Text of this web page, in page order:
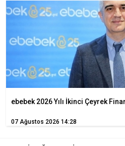
ebebek 2026 Yılı İkinci Çeyrek
07 Ağustos 2026 14:28